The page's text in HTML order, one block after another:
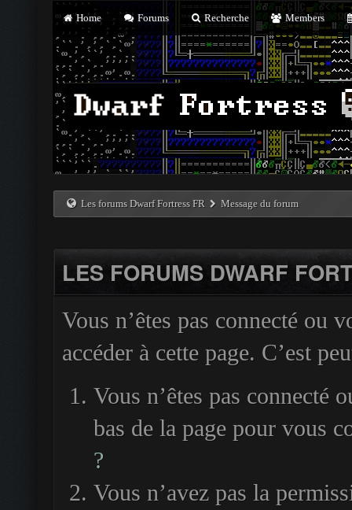
Home Forums Recherche Members
Les forums Dwarf Fortress FR Message du forum
LES FORUMS DWARF
Vous n’êtes pas connecté ou
accéder à cette page. C’est
Vous n’êtes pas connecté
bas de la page pour vous
?
Vous n’avez pas la